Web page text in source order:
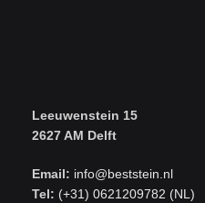
Leeuwenstein 15
2627 AM Delft
Email: info@beststein.nl
Tel: (+31) 0621209782 (NL)